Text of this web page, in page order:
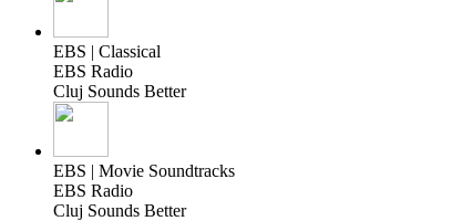
EBS | Classical
EBS Radio
Cluj Sounds Better
EBS | Movie Soundtracks
EBS Radio
Cluj Sounds Better